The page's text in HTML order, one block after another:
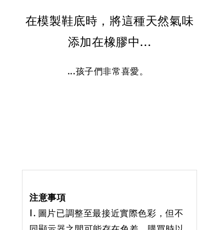
在模製鞋底時，將這種天然氣味
添加在橡膠中...
...孩子們非常喜愛。
注意事項
1. 圖片已調整至最接近實際色彩，但不